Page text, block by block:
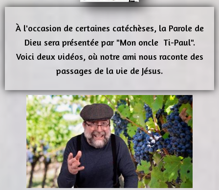
À l'occasion de certaines catéchèses, la Parole de
Dieu sera présentée par "Mon oncle Ti-Paul".
Voici deux vidéos, où notre ami nous raconte des
passages de la vie de Jésus.